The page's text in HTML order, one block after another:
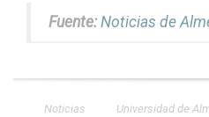
Fuente: Noticias de
Noticias Universidad de